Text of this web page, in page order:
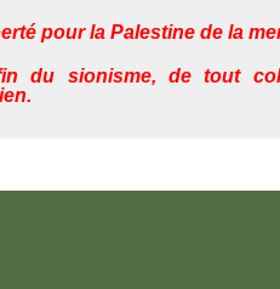
pour la Palestine de la
du sionisme, de tout